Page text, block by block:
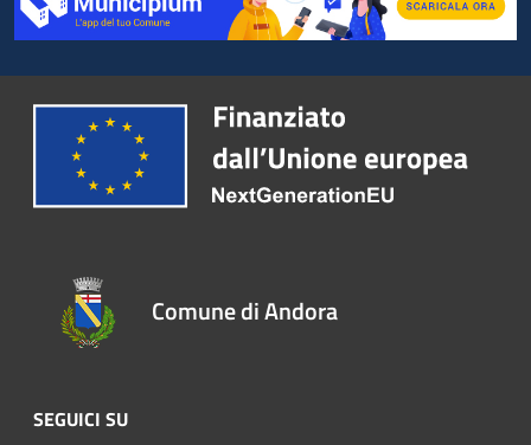
Comune di Andora
SEGUICI SU